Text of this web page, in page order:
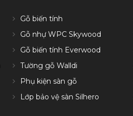
Gỗ biến tính
Gỗ nhự WPC Skywood
Gỗ biến tính Everwood
Tường gỗ Walldi
Phụ kiện sàn gỗ
Lớp bảo vệ sàn Silhero